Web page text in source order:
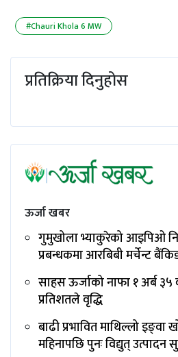
#Chauri Khola 6 MW
प्रतिक्रिया दिनुहोस
ऊर्जा खबर
गुमुखोला भ्याकुरेको आइपिओ
प्रबन्धकमा आरबिबी मर्चेन्ट
साहस ऊर्जाको नाफा १ अर्ब
प्रतिशतले वृद्धि
बाढी प्रभावित माथिल्लो इङ्‌वा
महिनापछि पुनः विद्युत् उत्पादन